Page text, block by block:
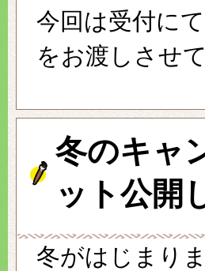
今回は受付に
をお渡しさせ
冬のキャ
ット公開
冬がはじまりま